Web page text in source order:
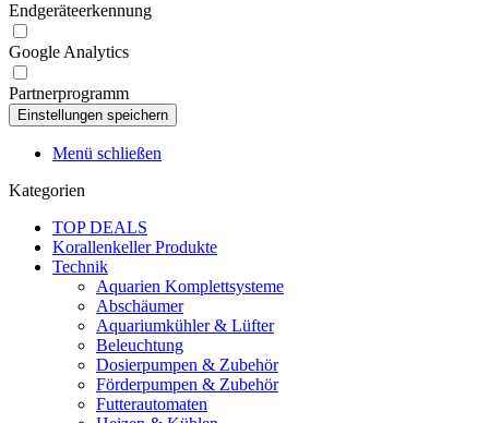
Endgeräteerkennung
Google Analytics
Partnerprogramm
Menü schließen
Kategorien
TOP DEALS
Korallenkeller Produkte
Technik
Aquarien Komplettsysteme
Abschäumer
Aquariumkühler & Lüfter
Beleuchtung
Dosierpumpen & Zubehör
Förderpumpen & Zubehör
Futterautomaten